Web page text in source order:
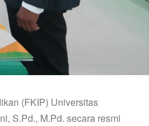
(FKIP) Universitas
S.Pd., M.Pd. secara resmi